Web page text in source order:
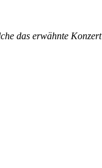
das erwähnte